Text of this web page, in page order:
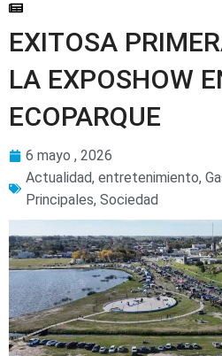
EXITOSA
LA EXPOSHOW
ECOPARQUE
6 mayo , 2026
Actualidad, entretenimiento,
Principales, Sociedad